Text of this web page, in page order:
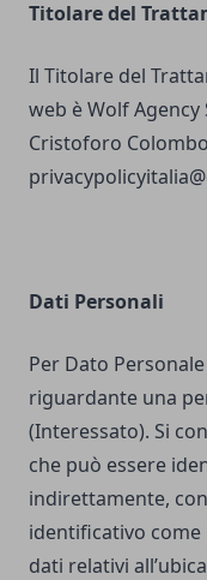
Titolare del
Il Titolare del
web è Wolf
Cristoforo
Dati Personali
Per Dato
riguardante una
(Interessato). Si
che può essere
indirettamente,
identificativo
dati relativi